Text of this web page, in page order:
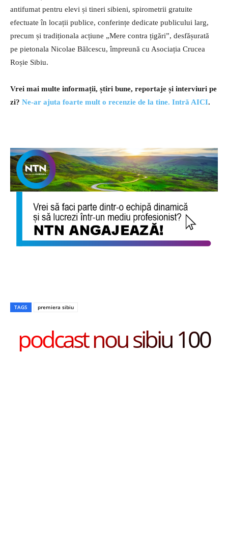
antifumat pentru elevi și tineri sibieni, spirometrii gratuite
efectuate în locații publice, conferințe dedicate publicului larg,
precum și tradiționala acțiune „Mere contra țigări”, desfășurată
pe pietonala Nicolae Bălcescu, împreună cu Asociația Crucea
Roșie Sibiu.
Vrei mai multe informații, știri bune, reportaje și interviuri pe
zi? Ne-ar ajuta foarte mult o recenzie de la tine. Intră AICI.
TAGS premiera sibiu
podcast nou sibiu 100